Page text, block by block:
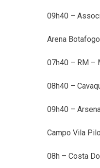
09h40 –
Arena Botafogo
07h40 – RM –
08h40 –
09h40 –
Campo Vila
08h – Costa